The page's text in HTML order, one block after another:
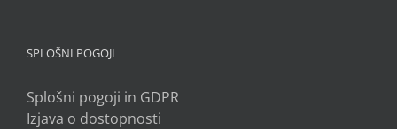
SPLOŠNI POGOJI
Splošni pogoji in GDPR
Izjava o dostopnosti